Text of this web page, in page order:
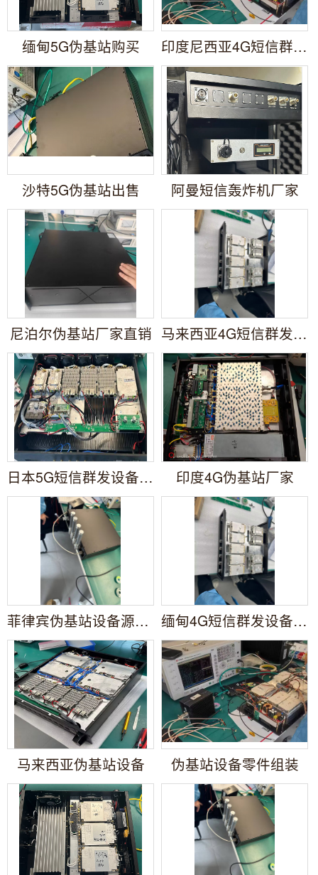
缅甸5G伪基站购买 印度尼西亚4G短信群发器源头厂家
沙特5G伪基站出售 阿曼短信轰炸机厂家
尼泊尔伪基站厂家直销 马来西亚4G短信群发设备购买
日本5G短信群发设备厂家 印度4G伪基站厂家
菲律宾伪基站设备源头厂家 缅甸4G短信群发设备购买
马来西亚伪基站设备 伪基站设备零件组装